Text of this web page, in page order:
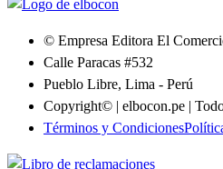
© Empresa Editora El
Calle Paracas #532
Pueblo Libre, Lima - Perú
Copyright© | elbocon.pe |
Términos y Condiciones